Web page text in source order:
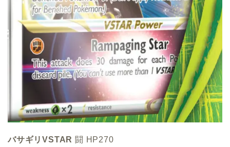
バサギリVSTAR 闘 HP270